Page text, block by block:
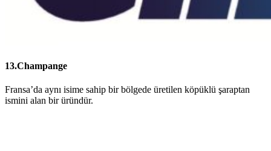
13.Champange
Fransa’da aynı isime sahip bir bölgede üretilen köpüklü şaraptan
ismini alan bir üründür.